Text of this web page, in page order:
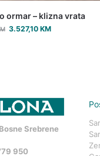
ormar – klizna vrata
3.527,10KM
Srebrene
950